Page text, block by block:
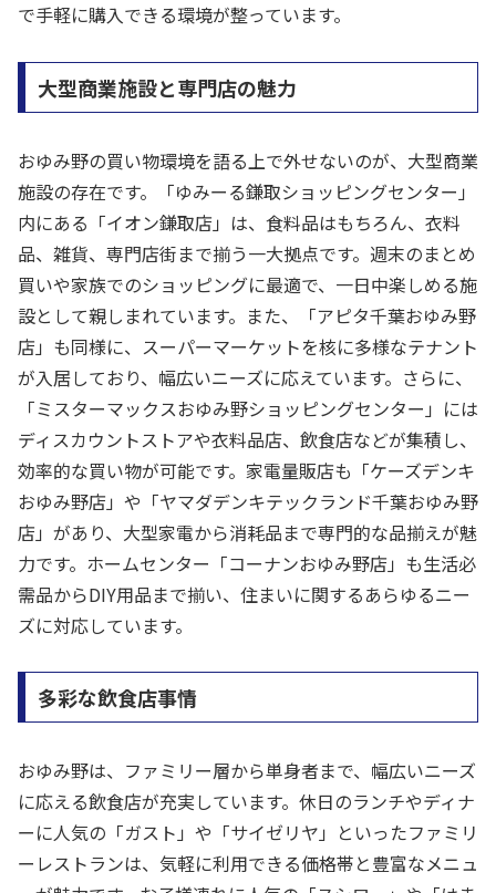
で手軽に購入できる環境が整っています。
大型商業施設と専門店の魅力
おゆみ野の買い物環境を語る上で外せないのが、大型商業
施設の存在です。「ゆみーる鎌取ショッピングセンター」
内にある「イオン鎌取店」は、食料品はもちろん、衣料
品、雑貨、専門店街まで揃う一大拠点です。週末のまとめ
買いや家族でのショッピングに最適で、一日中楽しめる施
設として親しまれています。また、「アピタ千葉おゆみ野
店」も同様に、スーパーマーケットを核に多様なテナント
が入居しており、幅広いニーズに応えています。さらに、
「ミスターマックスおゆみ野ショッピングセンター」には
ディスカウントストアや衣料品店、飲食店などが集積し、
効率的な買い物が可能です。家電量販店も「ケーズデンキ
おゆみ野店」や「ヤマダデンキテックランド千葉おゆみ野
店」があり、大型家電から消耗品まで専門的な品揃えが魅
力です。ホームセンター「コーナンおゆみ野店」も生活必
需品からDIY用品まで揃い、住まいに関するあらゆるニー
ズに対応しています。
多彩な飲食店事情
おゆみ野は、ファミリー層から単身者まで、幅広いニーズ
に応える飲食店が充実しています。休日のランチやディナ
ーに人気の「ガスト」や「サイゼリヤ」といったファミリ
ーレストランは、気軽に利用できる価格帯と豊富なメニュ